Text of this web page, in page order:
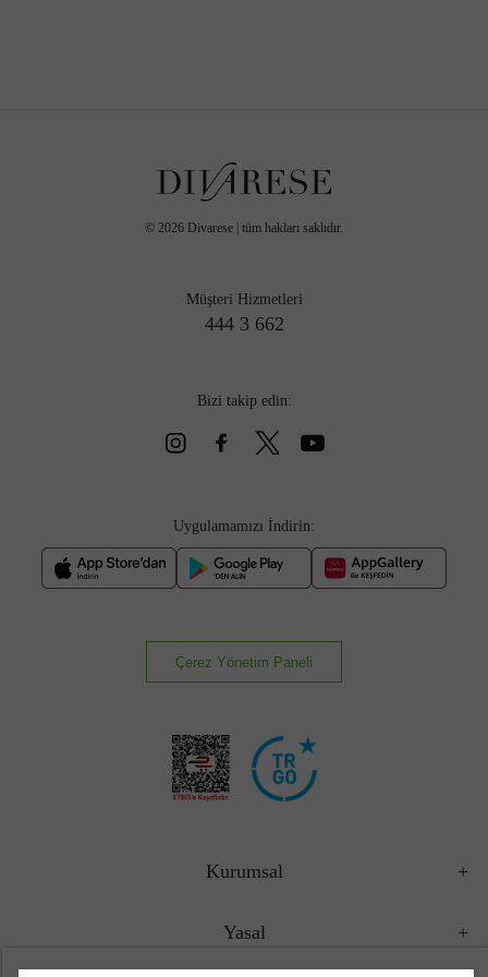
© 2026 Divarese | tüm hakları saklıdır.
Müşteri Hizmetleri
444 3 662
Bizi takip edin:
Uygulamamızı İndirin:
Çerez Yönetim Paneli
Kurumsal
Yasal